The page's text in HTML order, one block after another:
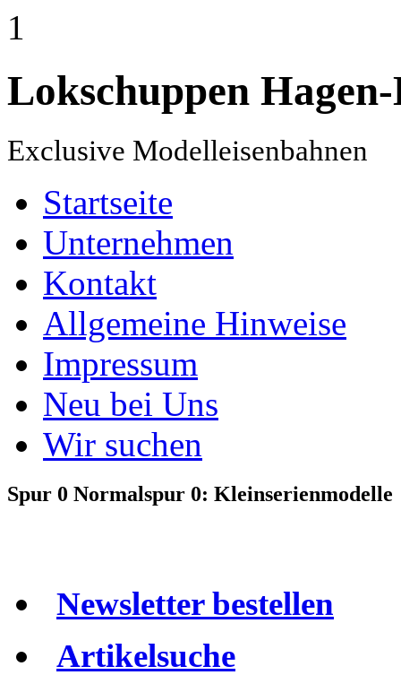
1
Lokschuppen Hagen-
Exclusive Modelleisenbahnen
Startseite
Unternehmen
Kontakt
Allgemeine Hinweise
Impressum
Neu bei Uns
Wir suchen
Spur 0 Normalspur 0: Kleinserienmodelle
Newsletter bestellen
Artikelsuche